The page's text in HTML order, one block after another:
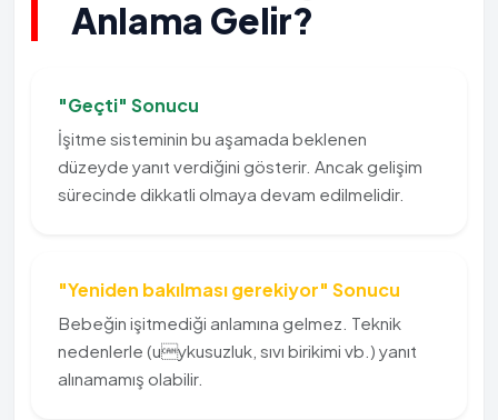
Anlama Gelir?
"Geçti" Sonucu
İşitme sisteminin bu aşamada beklenen
düzeyde yanıt verdiğini gösterir. Ancak gelişim
sürecinde dikkatli olmaya devam edilmelidir.
"Yeniden bakılması gerekiyor" Sonucu
Bebeğin işitmediği anlamına gelmez. Teknik
nedenlerle (uykusuzluk, sıvı birikimi vb.) yanıt
alınamamış olabilir.